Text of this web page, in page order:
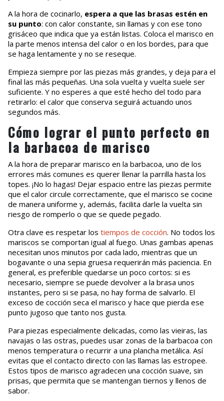
A la hora de cocinarlo, espera a que las brasas estén en
su punto: con calor constante, sin llamas y con ese tono
grisáceo que indica que ya están listas. Coloca el marisco en
la parte menos intensa del calor o en los bordes, para que
se haga lentamente y no se reseque.
Empieza siempre por las piezas más grandes, y deja para el
final las más pequeñas. Una sola vuelta y vuelta suele ser
suficiente. Y no esperes a que esté hecho del todo para
retirarlo: el calor que conserva seguirá actuando unos
segundos más.
Cómo lograr el punto perfecto en
la barbacoa de marisco
A la hora de preparar marisco en la barbacoa, uno de los
errores más comunes es querer llenar la parrilla hasta los
topes. ¡No lo hagas! Dejar espacio entre las piezas permite
que el calor circule correctamente, que el marisco se cocine
de manera uniforme y, además, facilita darle la vuelta sin
riesgo de romperlo o que se quede pegado.
Otra clave es respetar los tiempos de cocción. No todos los
mariscos se comportan igual al fuego. Unas gambas apenas
necesitan unos minutos por cada lado, mientras que un
bogavante o una sepia gruesa requerirán más paciencia. En
general, es preferible quedarse un poco cortos: si es
necesario, siempre se puede devolver a la brasa unos
instantes, pero si se pasa, no hay forma de salvarlo. El
exceso de cocción seca el marisco y hace que pierda ese
punto jugoso que tanto nos gusta.
Para piezas especialmente delicadas, como las vieiras, las
navajas o las ostras, puedes usar zonas de la barbacoa con
menos temperatura o recurrir a una plancha metálica. Así
evitas que el contacto directo con las llamas las estropee.
Estos tipos de marisco agradecen una cocción suave, sin
prisas, que permita que se mantengan tiernos y llenos de
sabor.